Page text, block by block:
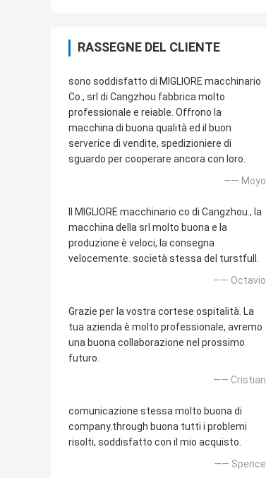
RASSEGNE DEL CLIENTE
sono soddisfatto di MIGLIORE macchinario
Co., srl di Cangzhou fabbrica molto
professionale e reiable. Offrono la
macchina di buona qualità ed il buon
serverice di vendite, spedizioniere di
sguardo per cooperare ancora con loro.
—— Moyo
Il MIGLIORE macchinario co di Cangzhou., la
macchina della srl molto buona e la
produzione è veloci, la consegna
velocemente. società stessa del turstfull.
—— Octavio
Grazie per la vostra cortese ospitalità. La
tua azienda è molto professionale, avremo
una buona collaborazione nel prossimo
futuro.
—— Cristian
comunicazione stessa molto buona di
company.through buona tutti i problemi
risolti, soddisfatto con il mio acquisto.
—— Spence